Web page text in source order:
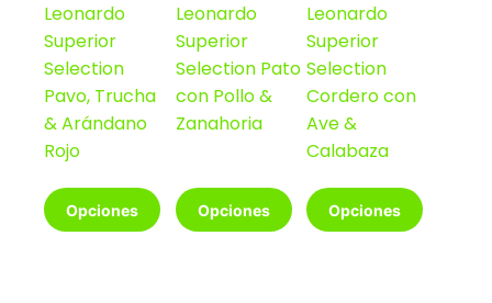
precios:
desde
€2,10
hasta
€3,20
Leonardo
Superior
Selection
Pavo, Trucha
& Arándano
Rojo
Opciones
Este
producto
precios:
desde
€2,10
hasta
€3,20
Leonardo
Superior
Selection Pato
con Pollo &
Zanahoria
Opciones
Este
producto
Leonardo
Superior
Selection
Cordero con
Ave &
Calabaza
Opciones
Este
producto